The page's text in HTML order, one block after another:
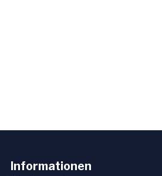
Informationen